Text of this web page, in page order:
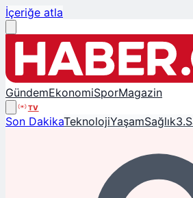
İçeriğe atla
GündemEkonomiSporMagazin
TV
Son DakikaTeknolojiYaşamSağlık